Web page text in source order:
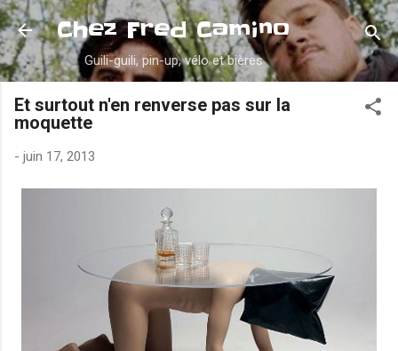
Accéder au contenu principal
Chez Fred Camino
Guili-guili, pin-up, vélo et bières
Et surtout n'en renverse pas sur la
moquette
- juin 17, 2013